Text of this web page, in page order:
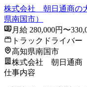
株式会社 朝日通商の
県南国市）
月給 280,000円〜
トラックドライバー
高知県南国市
株式会社 朝日通商
仕事内容